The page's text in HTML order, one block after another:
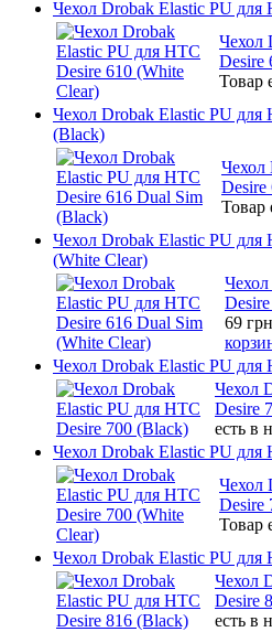
Чехол Drobak Elastic PU для
Чехол
Desire
Товар
Чехол Drobak Elastic PU для
(Black)
Чехол
Desire
Товар
Чехол Drobak Elastic PU для
(White Clear)
69
Чехол Drobak Elastic PU для
Чехол
Desire
есть в
Чехол Drobak Elastic PU для
Чехол
Desire
Товар
Чехол Drobak Elastic PU для
Чехол
Desire
есть в